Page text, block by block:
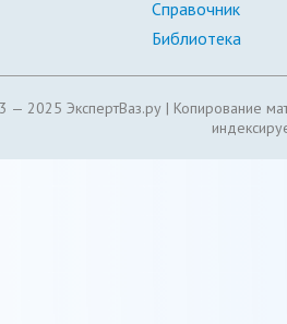
Справочник
Библиотека
— 2025 ЭкспертВаз.ру | Копирование